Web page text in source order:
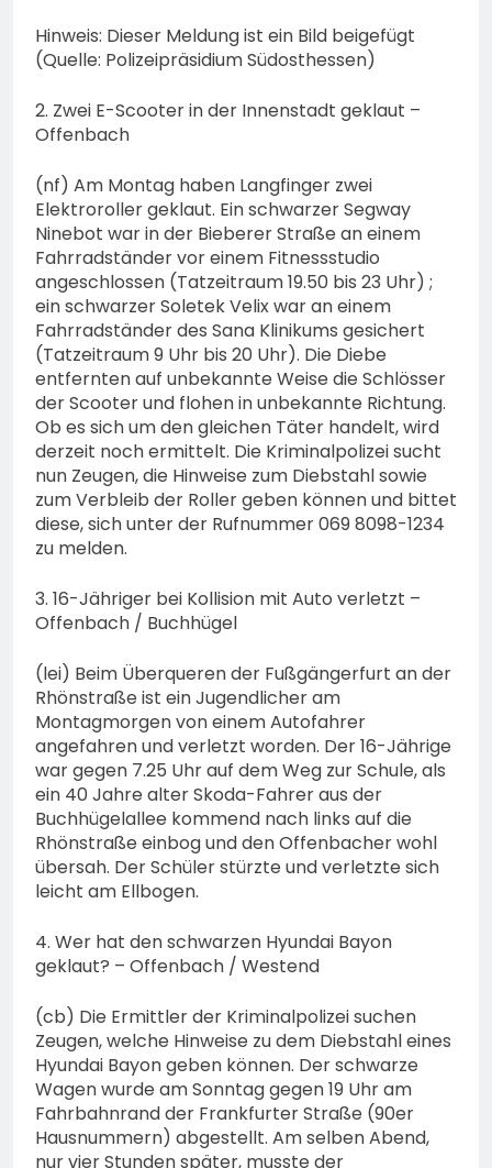
Hinweis: Dieser Meldung ist ein Bild beigefügt
(Quelle: Polizeipräsidium Südosthessen)
2. Zwei E-Scooter in der Innenstadt geklaut –
Offenbach
(nf) Am Montag haben Langfinger zwei
Elektroroller geklaut. Ein schwarzer Segway
Ninebot war in der Bieberer Straße an einem
Fahrradständer vor einem Fitnessstudio
angeschlossen (Tatzeitraum 19.50 bis 23 Uhr) ;
ein schwarzer Soletek Velix war an einem
Fahrradständer des Sana Klinikums gesichert
(Tatzeitraum 9 Uhr bis 20 Uhr). Die Diebe
entfernten auf unbekannte Weise die Schlösser
der Scooter und flohen in unbekannte Richtung.
Ob es sich um den gleichen Täter handelt, wird
derzeit noch ermittelt. Die Kriminalpolizei sucht
nun Zeugen, die Hinweise zum Diebstahl sowie
zum Verbleib der Roller geben können und bittet
diese, sich unter der Rufnummer 069 8098-1234
zu melden.
3. 16-Jähriger bei Kollision mit Auto verletzt –
Offenbach / Buchhügel
(lei) Beim Überqueren der Fußgängerfurt an der
Rhönstraße ist ein Jugendlicher am
Montagmorgen von einem Autofahrer
angefahren und verletzt worden. Der 16-Jährige
war gegen 7.25 Uhr auf dem Weg zur Schule, als
ein 40 Jahre alter Skoda-Fahrer aus der
Buchhügelallee kommend nach links auf die
Rhönstraße einbog und den Offenbacher wohl
übersah. Der Schüler stürzte und verletzte sich
leicht am Ellbogen.
4. Wer hat den schwarzen Hyundai Bayon
geklaut? – Offenbach / Westend
(cb) Die Ermittler der Kriminalpolizei suchen
Zeugen, welche Hinweise zu dem Diebstahl eines
Hyundai Bayon geben können. Der schwarze
Wagen wurde am Sonntag gegen 19 Uhr am
Fahrbahnrand der Frankfurter Straße (90er
Hausnummern) abgestellt. Am selben Abend,
nur vier Stunden später, musste der